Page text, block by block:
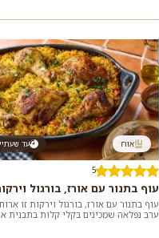
עד אורז
5
עוף בתנור עם אורז, בורגול
עוף בתנור עם אורז, בורגול וירקות זו
ערב נפלאה שמכינים בקלי קלות בתבנית